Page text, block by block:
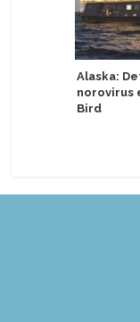
Alaska:
norovirus
Bird